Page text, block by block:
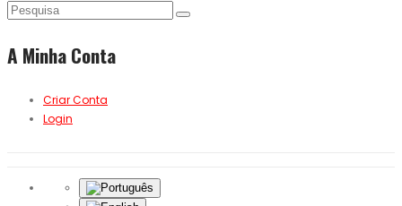
A Minha Conta
Criar Conta
Login